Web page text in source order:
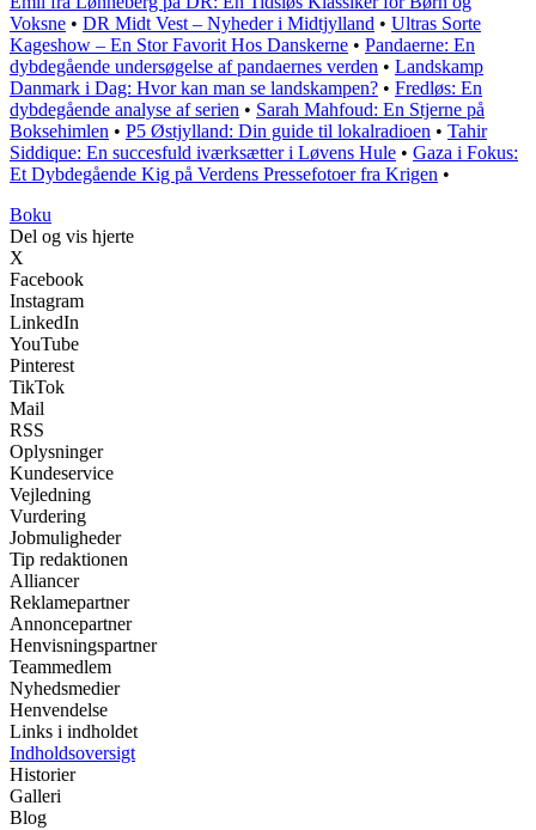
Voksne • DR Midt Vest – Nyheder i Midtjylland • Ultras Sorte
Kageshow – En Stor Favorit Hos Danskerne • Pandaerne: En
dybdegående undersøgelse af pandaernes verden • Landskamp
Danmark i Dag: Hvor kan man se landskampen? • Fredløs: En
dybdegående analyse af serien • Sarah Mahfoud: En Stjerne på
Boksehimlen • P5 Østjylland: Din guide til lokalradioen • Tahir
Siddique: En succesfuld iværksætter i Løvens Hule • Gaza i Fokus:
Et Dybdegående Kig på Verdens Pressefotoer fra Krigen •
Boku
Del og vis hjerte
X
Facebook
Instagram
LinkedIn
YouTube
Pinterest
TikTok
Mail
RSS
Oplysninger
Kundeservice
Vejledning
Vurdering
Jobmuligheder
Tip redaktionen
Alliancer
Reklamepartner
Annoncepartner
Henvisningspartner
Teammedlem
Nyhedsmedier
Henvendelse
Links i indholdet
Indholdsoversigt
Historier
Galleri
Blog